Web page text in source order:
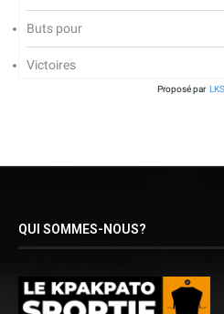
Buts pour
Victoires
Proposé par
QUI SOMMES-NOUS?